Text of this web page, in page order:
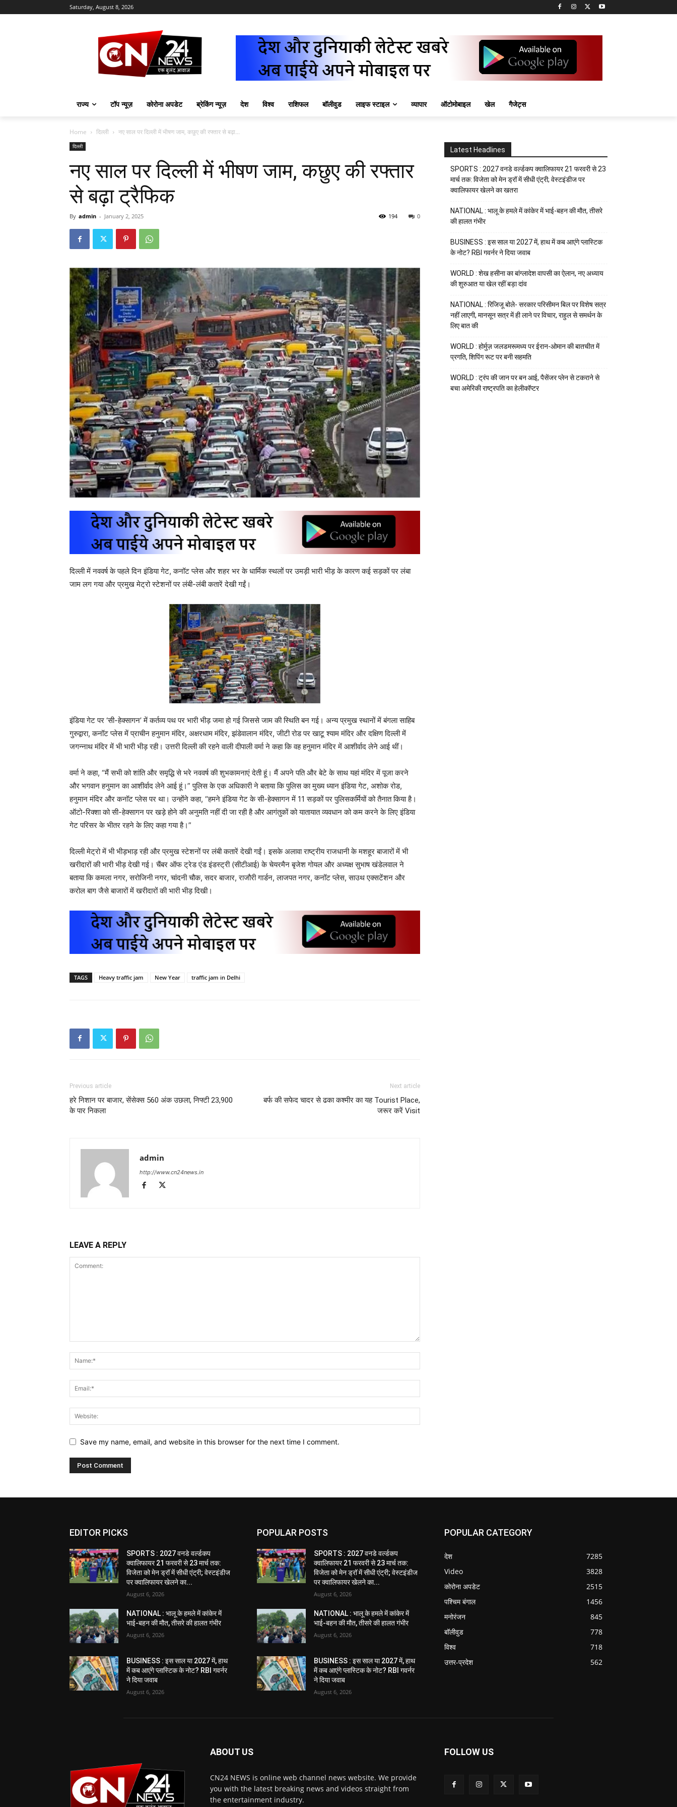
Saturday, August 8, 2026
राज्य टॉप न्यूज़ कोरोना अपडेट ब्रेकिंग न्यूज़ देश विश्व राशिफल बॉलीवुड लाइफ स्टाइल व्यापार ऑटोमोबाइल खेल गैजेट्स
Home दिल्ली नए साल पर दिल्ली में भीषण जाम, कछुए की रफ्तार से बढ़ा...
दिल्ली
नए साल पर दिल्ली में भीषण जाम, कछुए की रफ्तार
से बढ़ा ट्रैफिक
By admin - January 2, 2025 0
194
दिल्ली में नववर्ष के पहले दिन इंडिया गेट, कनॉट प्लेस और शहर भर के धार्मिक स्थलों पर उमड़ी भारी भीड़ के कारण कई सड़कों पर लंबा
जाम लग गया और प्रमुख मेट्रो स्टेशनों पर लंबी-लंबी कतारें देखी गईं।
इंडिया गेट पर ‘सी-हेक्सागन’ में कर्तव्य पथ पर भारी भीड़ जमा हो गई जिससे जाम की स्थिति बन गई। अन्य प्रमुख स्थानों में बंगला साहिब
गुरुद्वारा, कनॉट प्लेस में प्राचीन हनुमान मंदिर, अक्षरधाम मंदिर, झंडेवालान मंदिर, जीटी रोड पर खाटू श्याम मंदिर और दक्षिण दिल्ली में
जगन्नाथ मंदिर में भी भारी भीड़ रही। उत्तरी दिल्ली की रहने वाली दीपाली वर्मा ने कहा कि वह हनुमान मंदिर में आशीर्वाद लेने आई थीं।
वर्मा ने कहा, “मैं सभी को शांति और समृद्धि से भरे नववर्ष की शुभकामनाएं देती हूं। मैं अपने पति और बेटे के साथ यहां मंदिर में पूजा करने
और भगवान हनुमान का आशीर्वाद लेने आई हूं।” पुलिस के एक अधिकारी ने बताया कि पुलिस का मुख्य ध्यान इंडिया गेट, अशोक रोड,
हनुमान मंदिर और कनॉट प्लेस पर था। उन्होंने कहा, “हमने इंडिया गेट के सी-हेक्सागन में 11 सड़कों पर पुलिसकर्मियों को तैनात किया है।
ऑटो-रिक्शा को सी-हेक्सागन पर खड़े होने की अनुमति नहीं दी जा रही है और आगंतुकों को यातायात व्यवधान को कम करने के लिए इंडिया
गेट परिसर के भीतर रहने के लिए कहा गया है।”
दिल्ली मेट्रो में भी भीड़भाड़ रही और प्रमुख स्टेशनों पर लंबी कतारें देखी गईं। इसके अलावा राष्ट्रीय राजधानी के मशहूर बाजारों में भी
खरीदारों की भारी भीड़ देखी गई। चैंबर ऑफ ट्रेड एंड इंडस्ट्री (सीटीआई) के चेयरमैन बृजेश गोयल और अध्यक्ष सुभाष खंडेलवाल ने
बताया कि कमला नगर, सरोजिनी नगर, चांदनी चौक, सदर बाजार, राजौरी गार्डन, लाजपत नगर, कनॉट प्लेस, साउथ एक्सटेंशन और
करोल बाग जैसे बाजारों में खरीदारों की भारी भीड़ दिखी।
TAGS Heavy traffic jam New Year traffic jam in Delhi
Previous article
हरे निशान पर बाजार, सेंसेक्स 560 अंक उछला, निफ्टी 23,900
के पार निकला
Next article
बर्फ की सफेद चादर से ढका कश्मीर का यह Tourist Place,
जरूर करें Visit
admin
http://www.cn24news.in
LEAVE A REPLY
Save my name, email, and website in this browser for the next time I comment.
Latest Headlines
SPORTS : 2027 वनडे वर्ल्डकप क्वालिफायर 21 फरवरी से 23
मार्च तक: विजेता को मेन ड्रॉ में सीधी एंट्री; वेस्टइंडीज पर
क्वालिफायर खेलने का खतरा
NATIONAL : भालू के हमले में कांकेर में भाई-बहन की मौत, तीसरे
की हालत गंभीर
BUSINESS : इस साल या 2027 में, हाथ में कब आएंगे प्लास्टिक
के नोट? RBI गवर्नर ने दिया जवाब
WORLD : शेख हसीना का बांग्लादेश वापसी का ऐलान, नए अध्याय
की शुरुआत या खेल रहीं बड़ा दांव
NATIONAL : रिजिजू बोले- सरकार परिसीमन बिल पर विशेष सत्र
नहीं लाएगी, मानसून सत्र में ही लाने पर विचार, राहुल से समर्थन के
लिए बात की
WORLD : होर्मुज़ जलडमरूमध्य पर ईरान-ओमान की बातचीत में
प्रगति, शिपिंग रूट पर बनी सहमति
WORLD : ट्रंप की जान पर बन आई, पैसेंजर प्लेन से टकराने से
बचा अमेरिकी राष्ट्रपति का हेलीकॉप्टर
EDITOR PICKS
SPORTS : 2027 वनडे वर्ल्डकप
क्वालिफायर 21 फरवरी से 23 मार्च तक:
विजेता को मेन ड्रॉ में सीधी एंट्री; वेस्टइंडीज
पर क्वालिफायर खेलने का...
August 6, 2026
NATIONAL : भालू के हमले में कांकेर में
भाई-बहन की मौत, तीसरे की हालत गंभीर
August 6, 2026
BUSINESS : इस साल या 2027 में, हाथ
में कब आएंगे प्लास्टिक के नोट? RBI गवर्नर
ने दिया जवाब
August 6, 2026
POPULAR POSTS
SPORTS : 2027 वनडे वर्ल्डकप
क्वालिफायर 21 फरवरी से 23 मार्च तक:
विजेता को मेन ड्रॉ में सीधी एंट्री; वेस्टइंडीज
पर क्वालिफायर खेलने का...
August 6, 2026
NATIONAL : भालू के हमले में कांकेर में
भाई-बहन की मौत, तीसरे की हालत गंभीर
August 6, 2026
BUSINESS : इस साल या 2027 में, हाथ
में कब आएंगे प्लास्टिक के नोट? RBI गवर्नर
ने दिया जवाब
August 6, 2026
POPULAR CATEGORY
देश
7285
Video
3828
कोरोना अपडेट
2515
पश्चिम बंगाल
1456
मनोरंजन
845
बॉलीवुड
778
विश्व
718
उत्तर-प्रदेश
562
ABOUT US
CN24 NEWS is online web channel news website. We provide
you with the latest breaking news and videos straight from
the entertainment industry.
FOLLOW US